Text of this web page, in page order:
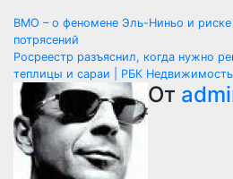
Навигация
по
записям
ВМО – о феномене Эль-Ниньо и риске
потрясений
Росреестр разъяснил, когда нужно
теплицы и сараи | РБК Недвижимость
От